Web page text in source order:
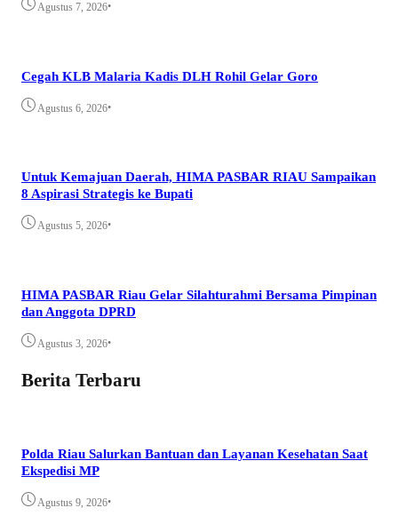
Agustus 7, 2026•
Cegah KLB Malaria Kadis DLH Rohil Gelar Goro
Agustus 6, 2026•
Untuk Kemajuan Daerah, HIMA PASBAR RIAU Sampaikan
8 Aspirasi Strategis ke Bupati
Agustus 5, 2026•
HIMA PASBAR Riau Gelar Silahturahmi Bersama Pimpinan
dan Anggota DPRD
Agustus 3, 2026•
Berita Terbaru
Polda Riau Salurkan Bantuan dan Layanan Kesehatan Saat
Ekspedisi MP
Agustus 9, 2026•